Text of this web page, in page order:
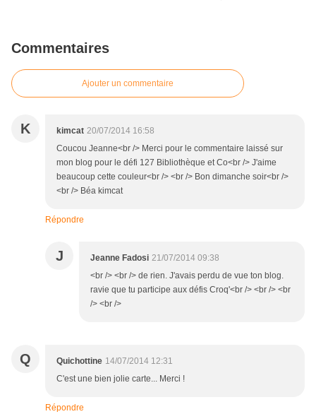
Commentaires
Ajouter un commentaire
K kimcat 20/07/2014 16:58
Coucou Jeanne<br /> Merci pour le commentaire laissé sur
mon blog pour le défi 127 Bibliothèque et Co<br /> J'aime
beaucoup cette couleur<br /> <br /> Bon dimanche soir<br />
<br /> Béa kimcat
Répondre
J Jeanne Fadosi 21/07/2014 09:38
<br /> <br /> de rien. J'avais perdu de vue ton blog.
ravie que tu participe aux défis Croq'<br /> <br /> <br
/> <br />
Q Quichottine 14/07/2014 12:31
C'est une bien jolie carte... Merci !
Répondre